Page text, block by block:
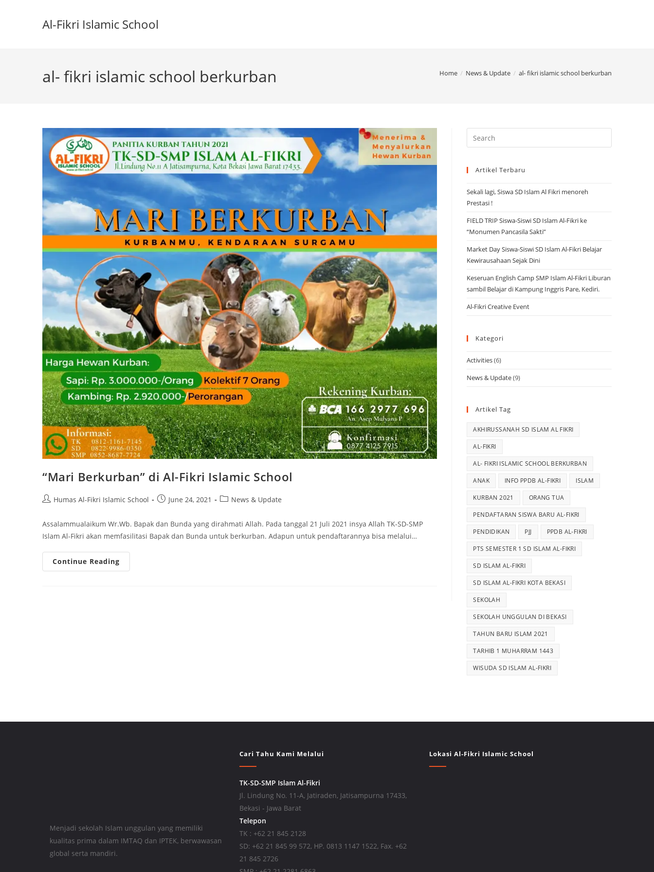
Al-Fikri Islamic School
al- fikri islamic school berkurban Home / News & Update / al- fikri islamic school berkurban
“Mari Berkurban” di Al-Fikri Islamic School
PostHumas Al-Fikri Islamic School
PostJune 24, 2021
PostNews & Update
Assalammualaikum Wr.Wb. Bapak dan Bunda yang dirahmati Allah. Pada tanggal 21 Juli 2021 insya Allah TK-SD-SMP
Islam Al-Fikri akan memfasilitasi Bapak dan Bunda untuk berkurban. Adapun untuk pendaftarannya bisa melalui…
Continue Reading
Artikel Terbaru
Sekali lagi, Siswa SD Islam Al Fikri menoreh
Prestasi !
FIELD TRIP Siswa-Siswi SD Islam Al-Fikri ke
“Monumen Pancasila Sakti”
Market Day Siswa-Siswi SD Islam Al-Fikri Belajar
Kewirausahaan Sejak Dini
Keseruan English Camp SMP Islam Al-Fikri Liburan
sambil Belajar di Kampung Inggris Pare, Kediri.
Al-Fikri Creative Event
Kategori
Activities(6)
News & Update(9)
Artikel Tag
AKHIRUSSANAH SD ISLAM AL FIKRI
AL-FIKRI
AL- FIKRI ISLAMIC SCHOOL BERKURBAN
ANAK INFO PPDB AL-FIKRI ISLAM
KURBAN 2021 ORANG TUA
PENDAFTARAN SISWA BARU AL-FIKRI
PENDIDIKAN PJJ PPDB AL-FIKRI
PTS SEMESTER 1 SD ISLAM AL-FIKRI
SD ISLAM AL-FIKRI
SD ISLAM AL-FIKRI KOTA BEKASI
SEKOLAH
SEKOLAH UNGGULAN DI BEKASI
TAHUN BARU ISLAM 2021
TARHIB 1 MUHARRAM 1443
WISUDA SD ISLAM AL-FIKRI
Menjadi sekolah Islam unggulan yang memiliki
kualitas prima dalam IMTAQ dan IPTEK, berwawasan
global serta mandiri.
Cari Tahu Kami Melalui
TK-SD-SMP Islam Al-Fikri
Jl. Lindung No. 11-A, Jatiraden, Jatisampurna 17433,
Bekasi - Jawa Barat
Telepon
TK : +62 21 845 2128
SD: +62 21 845 99 572, HP. 0813 1147 1522, Fax. +62
21 845 2726
Lokasi Al-Fikri Islamic School